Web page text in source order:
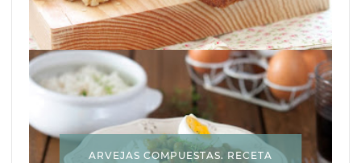
ARVEJAS COMPUESTAS. RECETA